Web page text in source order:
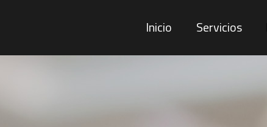
Inicio Servicios